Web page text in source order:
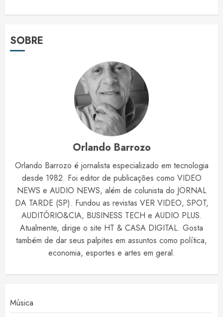
SOBRE
Orlando Barrozo
Orlando Barrozo é jornalista especializado em tecnologia
desde 1982. Foi editor de publicações como VIDEO
NEWS e AUDIO NEWS, além de colunista do JORNAL
DA TARDE (SP). Fundou as revistas VER VIDEO, SPOT,
AUDITÓRIO&CIA, BUSINESS TECH e AUDIO PLUS.
Atualmente, dirige o site HT & CASA DIGITAL. Gosta
também de dar seus palpites em assuntos como política,
economia, esportes e artes em geral.
Música